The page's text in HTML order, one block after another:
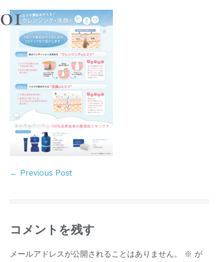
01
← Previous Post
コメントを残す
メールアドレスが公開されることはありません。 ※ が